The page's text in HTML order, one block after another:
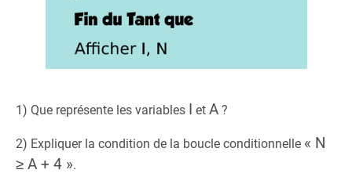
1) Que représente les variables I et A ?
2) Expliquer la condition de la boucle conditionnelle « N
≥ A + 4 ».